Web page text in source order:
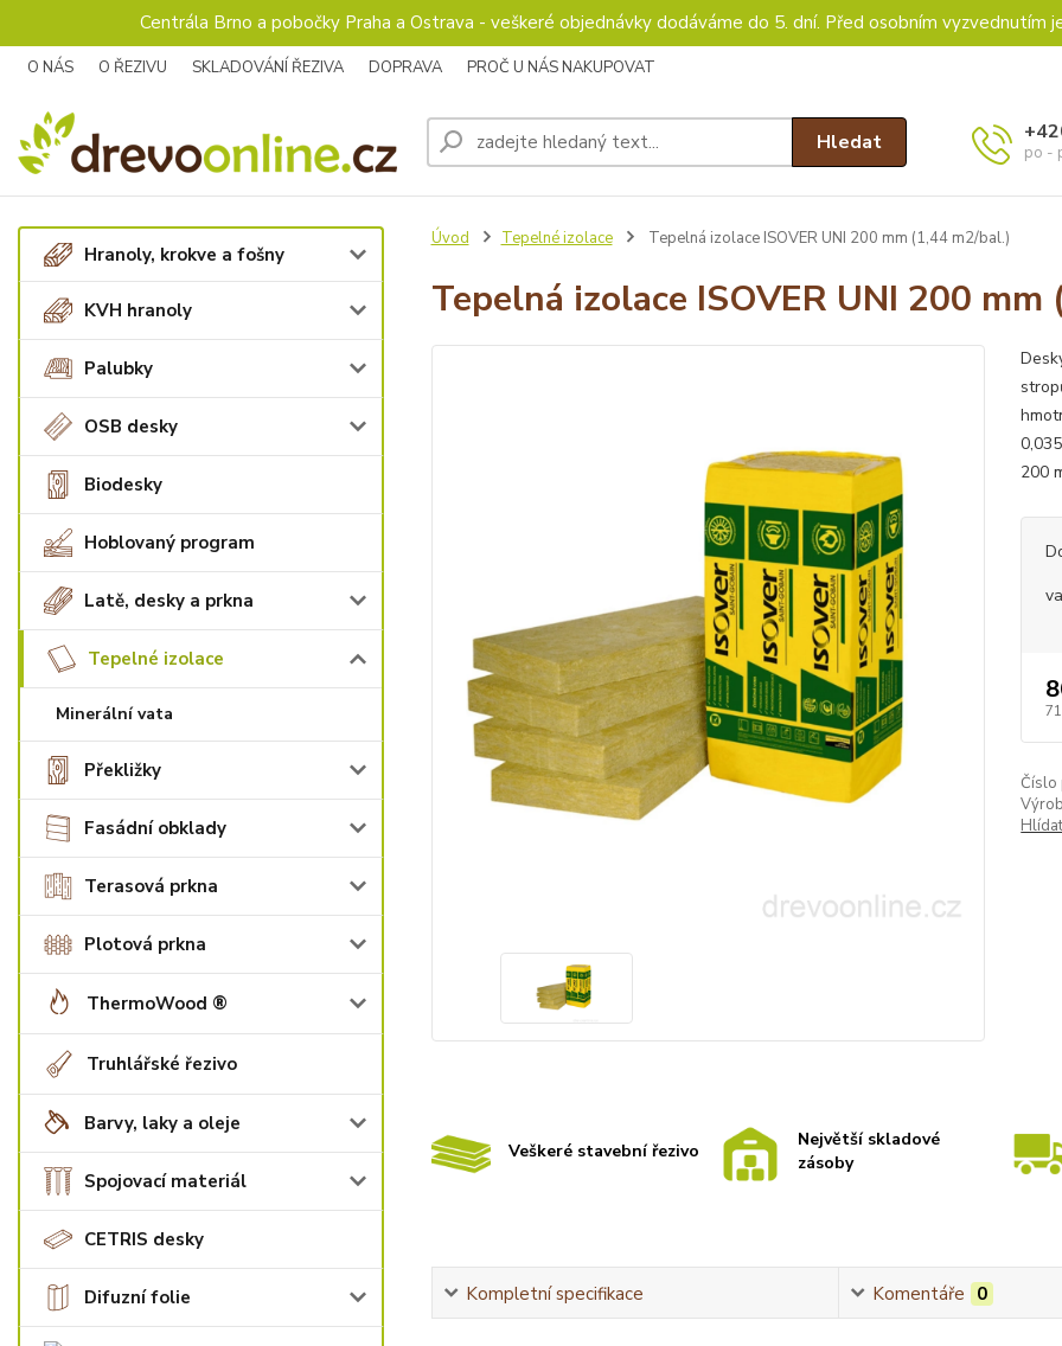
Centrála Brno a pobočky Praha a Ostrava - veškeré objednávky dodáváme do 5. dní. Před osobním vyzvednutím
O NÁS O ŘEZIVU SKLADOVÁNÍ ŘEZIVA DOPRAVA PROČ U NÁS NAKUPOVAT
Hledat po -
Hranoly, krokve a fošny
KVH hranoly
Palubky
OSB desky
Biodesky
Hoblovaný program
Latě, desky a prkna
Tepelné izolace
Minerální vata
Překližky
Fasádní obklady
Terasová prkna
Plotová prkna
ThermoWood ®
Truhlářské řezivo
Barvy, laky a oleje
Spojovací materiál
CETRIS desky
Difuzní folie
Úvod Tepelné izolace Tepelná izolace ISOVER UNI 200 mm (1,44 m2/bal.)
Tepelná izolace ISOVER UNI 200 mm
200
Číslo
Veškeré stavební řezivo
Největší skladové
zásoby
Kompletní specifikace Komentáře 0